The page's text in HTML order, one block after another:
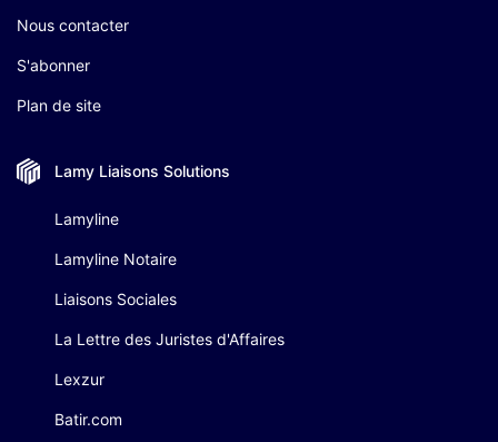
Nous contacter
S'abonner
Plan de site
Lamy Liaisons Solutions
Lamyline
Lamyline Notaire
Liaisons Sociales
La Lettre des Juristes d'Affaires
Lexzur
Batir.com